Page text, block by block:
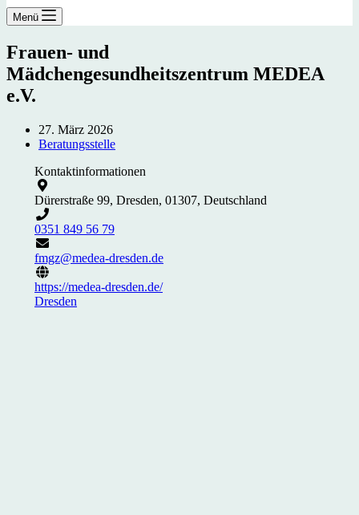
Menü
Frauen- und
Mädchengesundheitszentrum MEDEA
e.V.
27. März 2026
Beratungsstelle
Kontaktinformationen
Dürerstraße 99, Dresden, 01307, Deutschland
0351 849 56 79
fmgz@medea-dresden.de
https://medea-dresden.de/
Dresden